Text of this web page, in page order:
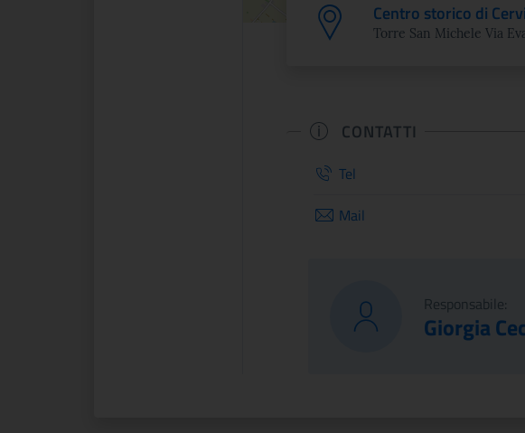
Centro storico di
Torre San Michele Via
CONTATTI
Tel
Mail
Responsabile:
Giorgia